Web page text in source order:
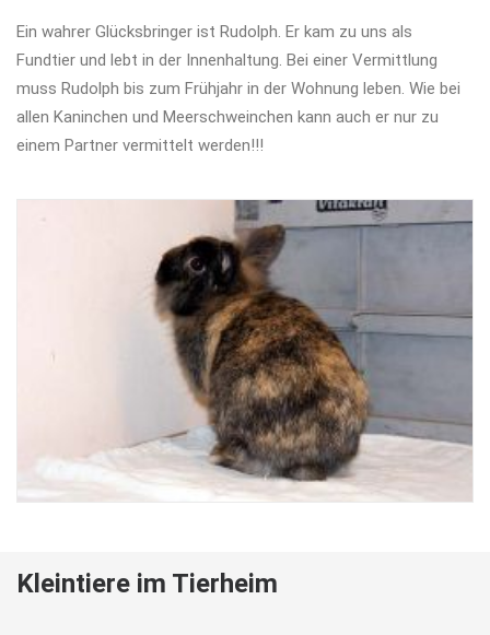
Ein wahrer Glücksbringer ist Rudolph. Er kam zu uns als
Fundtier und lebt in der Innenhaltung. Bei einer Vermittlung
muss Rudolph bis zum Frühjahr in der Wohnung leben. Wie bei
allen Kaninchen und Meerschweinchen kann auch er nur zu
einem Partner vermittelt werden!!!
Kleintiere im Tierheim